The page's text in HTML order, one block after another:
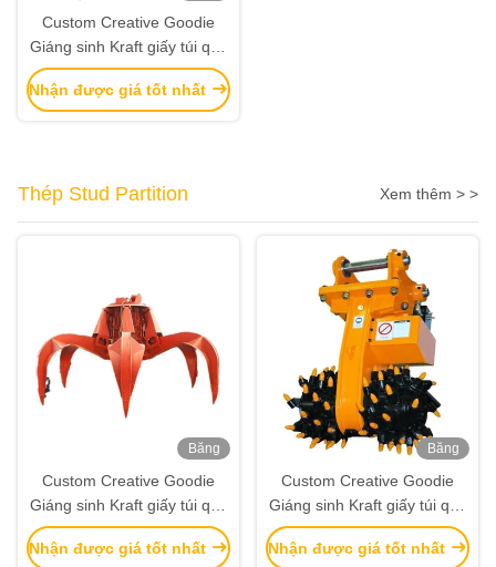
Custom Creative Goodie
Giáng sinh Kraft giấy túi quà
với logo của riêng bạn cho
Xmas Party trang trí
Nhận được giá tốt nhất
Thép Stud Partition Xem thêm > >
Băng
Custom Creative Goodie
Giáng sinh Kraft giấy túi quà
với logo của riêng bạn cho
Xmas Party trang trí
Nhận được giá tốt nhất
Băng
Custom Creative Goodie
Giáng sinh Kraft giấy túi quà
với logo của riêng bạn cho
Xmas Party trang trí
Nhận được giá tốt nhất